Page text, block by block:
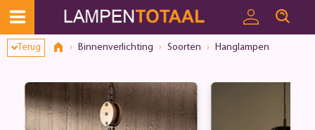
Terug Binnenverlichting Soorten Hanglampen